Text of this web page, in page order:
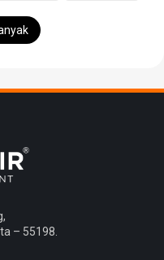
– 55198.